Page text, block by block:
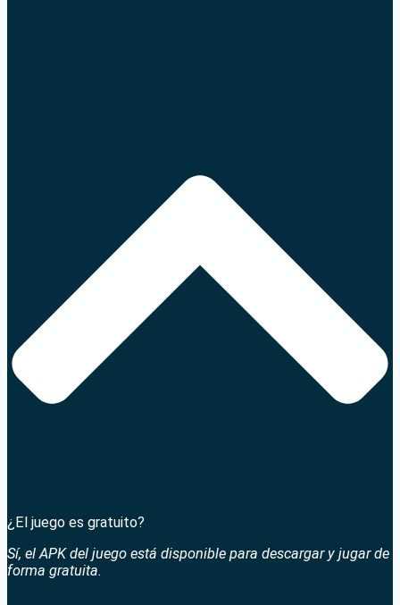
¿El juego es gratuito?
Sí, el APK del juego está disponible para descargar y jugar de
forma gratuita.